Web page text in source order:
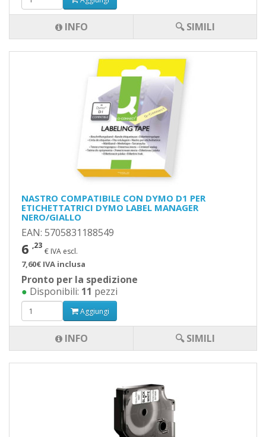
INFO 🔍 SIMILI
NASTRO COMPATIBILE CON DYMO D1 PER
ETICHETTATRICI DYMO LABEL MANAGER
NERO/GIALLO
EAN: 5705831188549
6 ,23
€ IVA escl.
7,60€ IVA inclusa
Pronto per la spedizione
● Disponibili: 11 pezzi
Aggiungi
INFO 🔍 SIMILI